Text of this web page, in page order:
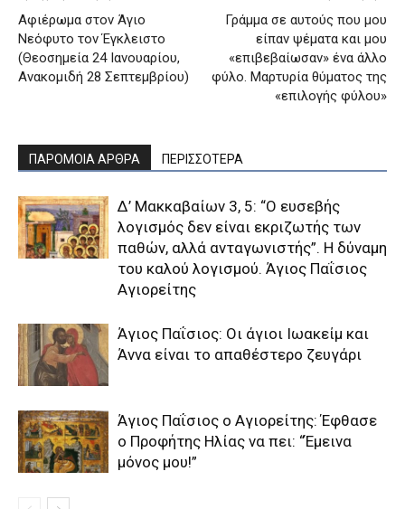
Αφιέρωμα στον Άγιο
Νεόφυτο τον Έγκλειστο
(Θεοσημεία 24 Ιανουαρίου,
Ανακομιδή 28 Σεπτεμβρίου)
Γράμμα σε αυτούς που μου
είπαν ψέματα και μου
«επιβεβαίωσαν» ένα άλλο
φύλο. Μαρτυρία θύματος της
«επιλογής φύλου»
ΠΑΡΟΜΟΙΑ ΑΡΘΡΑ ΠΕΡΙΣΣΟΤΕΡΑ
Δ’ Μακκαβαίων 3, 5: “Ο ευσεβής
λογισμός δεν είναι εκριζωτής των
παθών, αλλά ανταγωνιστής”. Η δύναμη
του καλού λογισμού. Άγιος Παΐσιος
Αγιορείτης
Άγιος Παΐσιος: Οι άγιοι Ιωακείμ και
Άννα είναι το απαθέστερο ζευγάρι
Άγιος Παΐσιος ο Αγιορείτης: Έφθασε
ο Προφήτης Ηλίας να πει: “Έμεινα
μόνος μου!”